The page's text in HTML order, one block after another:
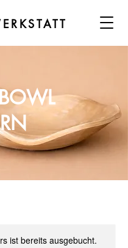
ist bereits ausgebucht.